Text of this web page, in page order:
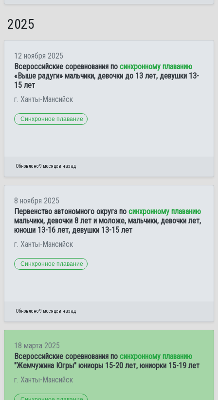
2025
12 ноября 2025
Всероссийские соревнования по синхронному плаванию
«Выше радуги» мальчики, девочки до 13 лет, девушки 13-
15 лет
г. Ханты-Мансийск
Синхронное плавание
Обновлено 9 месяцев назад
8 ноября 2025
Первенство автономного округа по синхронному плаванию
мальчики, девочки 8 лет и моложе, мальчики, девочки лет,
юноши 13-16 лет, девушки 13-15 лет
г. Ханты-Мансийск
Синхронное плавание
Обновлено 9 месяцев назад
18 марта 2025
Всероссийские соревнования по синхронному плаванию
"Жемчужина Югры" юниоры 15-20 лет, юниорки 15-19 лет
г. Ханты-Мансийск